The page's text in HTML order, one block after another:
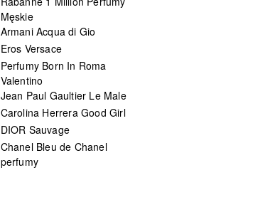
Męskie
Armani Acqua di Gio
Eros Versace
Perfumy Born In Roma
Valentino
Jean Paul Gaultier Le Male
Carolina Herrera Good Girl
DIOR Sauvage
Chanel Bleu de Chanel
perfumy